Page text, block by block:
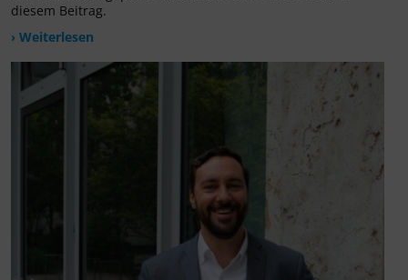
diesem Beitrag.
› Weiterlesen